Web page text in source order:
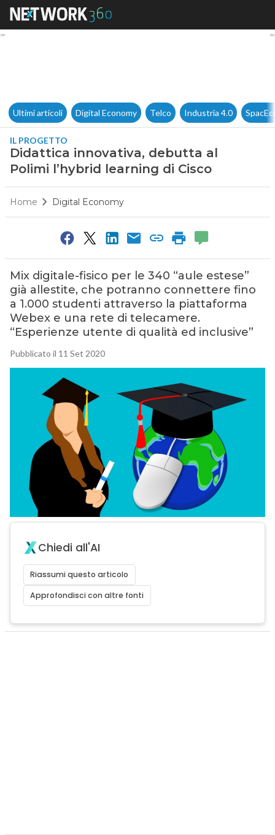
Didattica innovativa, debutta
Ultimi articoli Digital Economy Telco Industria 4.0
IL PROGETTO
Didattica innovativa, debutta al
Polimi l’hybrid learning di Cisco
Home Digital Economy
Mix digitale-fisico per le 340 “aule estese”
già allestite, che potranno connettere fino
a 1.000 studenti attraverso la piattaforma
Webex e una rete di telecamere.
“Esperienze utente di qualità ed inclusive”
Pubblicato il 11 Set 2020
Chiedi all'AI
Riassumi questo articolo
Approfondisci con altre fonti